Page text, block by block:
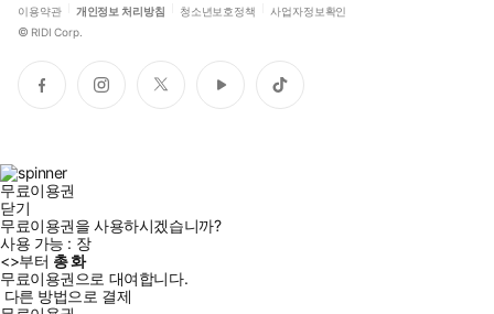
이용약관 개인정보 처리방침 청소년보호정책 사업자정보확인
© RIDI Corp.
페
이
인
스
트
위
유
튜
틱
톡
무료이용권
닫기
무료이용권을 사용하시겠습니까?
사용 가능 : 장
<>부터 총화
무료이용권으로 대여합니다.
다른 방법으로 결제